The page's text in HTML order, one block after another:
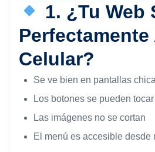
1. ¿Tu Web
Perfectamente
Celular?
Se ve bien en pantallas
Los botones se pueden
Las imágenes no se cortan
El menú es accesible desde